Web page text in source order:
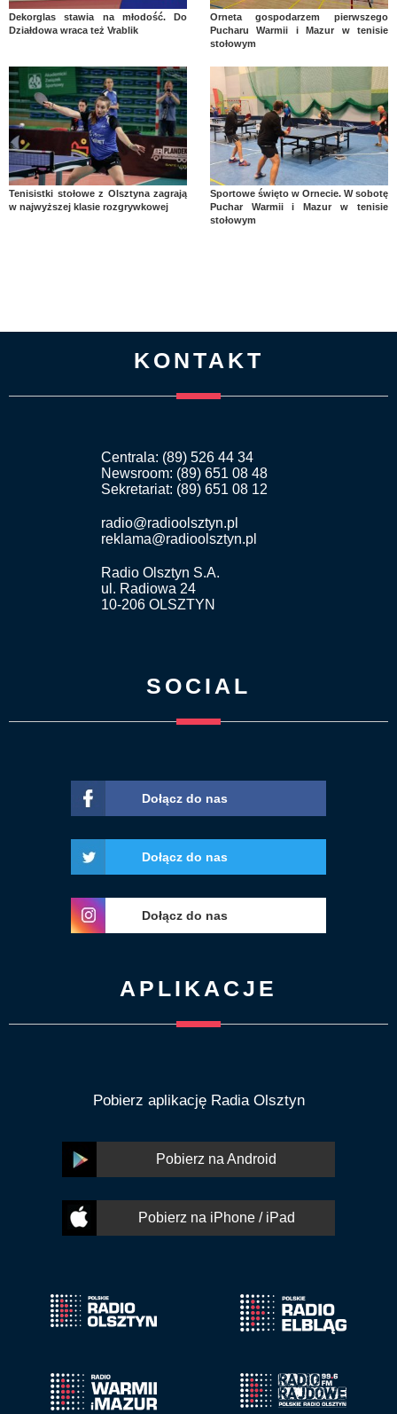
Dekorglas stawia na młodość. Do
Działdowa wraca też Vrablik
Orneta gospodarzem pierwszego
Pucharu Warmii i Mazur w tenisie
stołowym
Tenisistki stołowe z Olsztyna zagrają
w najwyższej klasie rozgrywkowej
Sportowe święto w Ornecie. W sobotę
Puchar Warmii i Mazur w tenisie
stołowym
KONTAKT
Centrala: (89) 526 44 34
Newsroom: (89) 651 08 48
Sekretariat: (89) 651 08 12
radio@radioolsztyn.pl
reklama@radioolsztyn.pl
Radio Olsztyn S.A.
ul. Radiowa 24
10-206 OLSZTYN
SOCIAL
Dołącz do nas
Dołącz do nas
Dołącz do nas
APLIKACJE
Pobierz aplikację Radia Olsztyn
Pobierz na Android
Pobierz na iPhone / iPad